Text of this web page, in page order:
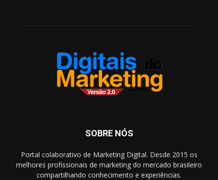
SOBRE NÓS
Portal colaborativo de Marketing Digital. Desde 2015 os
melhores profissionais de marketing do mercado brasileiro
compartilhando conhecimento e experiências.